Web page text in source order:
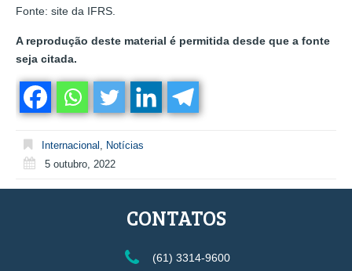
Fonte: site da IFRS.
A reprodução deste material é permitida desde que a fonte
seja citada.
Internacional
Notícias
5 outubro, 2022
CONTATOS
(61) 3314-9600